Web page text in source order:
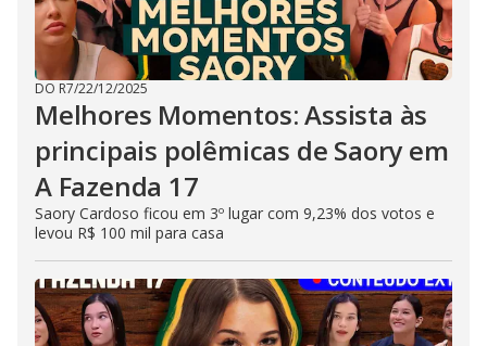
DO R7/22/12/2025
Melhores Momentos: Assista às
principais polêmicas de Saory em
A Fazenda 17
Saory Cardoso ficou em 3º lugar com 9,23% dos votos e
levou R$ 100 mil para casa